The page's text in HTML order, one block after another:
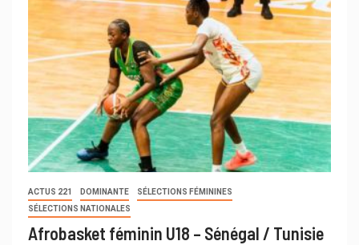
ACTUS 221 DOMINANTE
SÉLECTIONS FÉMININES
SÉLECTIONS NATIONALES
Afrobasket féminin U18 – Sénégal / Tunisie